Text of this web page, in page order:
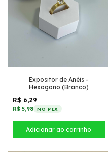
Expositor de Anéis -
Hexagono (Branco)
R$ 6,29
R$ 5,98 NO PIX